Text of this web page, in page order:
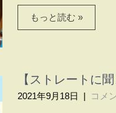
もっと読む »
【ストレートに聞
2021年9月18日 | コメ